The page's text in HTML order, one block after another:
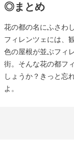
◎まとめ
花の都の名にふさわ
フィレンツェには、
色の屋根が並ぶフィ
街。そんな花の都フ
しょうか？きっと忘
よ。